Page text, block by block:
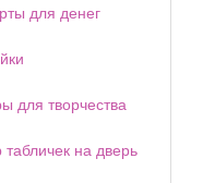
для денег
для творчества
на дверь